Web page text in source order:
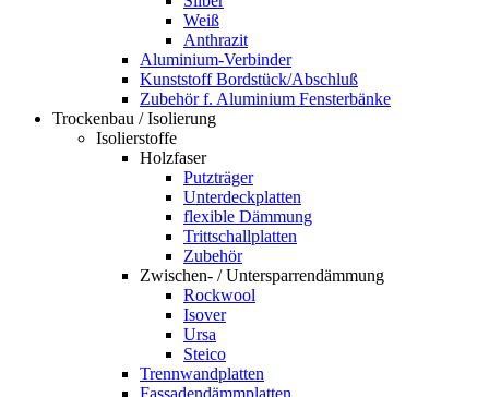
Weiß
Anthrazit
Aluminium-Verbinder
Kunststoff Bordstück/Abschluß
Zubehör f. Aluminium Fensterbänke
Trockenbau / Isolierung
Isolierstoffe
Holzfaser
Putzträger
Unterdeckplatten
flexible Dämmung
Trittschallplatten
Zubehör
Zwischen- / Untersparrendämmung
Rockwool
Isover
Ursa
Steico
Trennwandplatten